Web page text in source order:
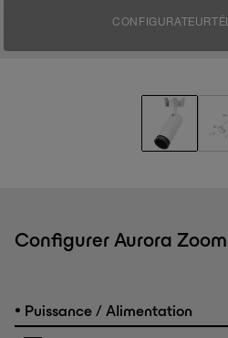
CONFIGURATEUR
Configurer Aurora
• Puissance / Alimentation